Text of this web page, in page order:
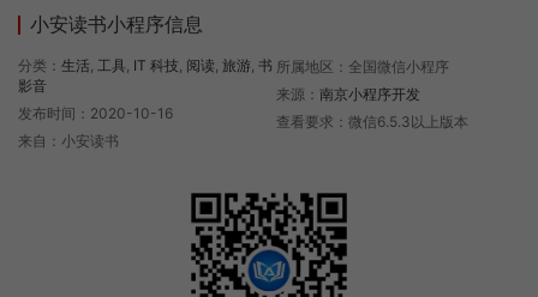
小安读书小程序信息
分类： 生活, 工具, IT 科技, 阅读, 旅游, 书
影音
发布时间：2020-10-16
来自：小安读书
所属地区：全国微信小程序
来源： 南京小程序开发
查看要求：微信6.5.3以上版本